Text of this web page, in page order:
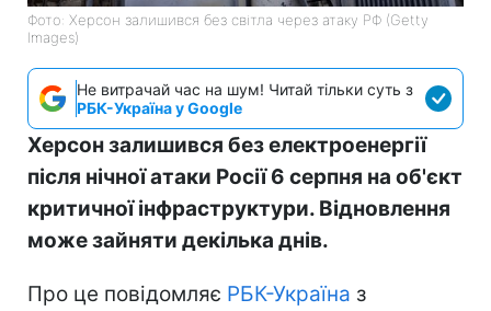
Фото: Херсон залишився без світла через атаку РФ (Getty
Images)
Не витрачай час на шум! Читай тільки суть з
РБК-Україна у Google
Херсон залишився без електроенергії
після нічної атаки Росії 6 серпня на об'єкт
критичної інфраструктури. Відновлення
може зайняти декілька днів.
Про це повідомляє РБК-Україна з